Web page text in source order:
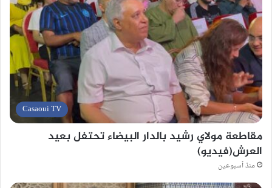
Casaoui TV
مقاطعة مولاي رشيد بالدار البيضاء تحتفل بعيد
العرش(فيديو)
منذ أسبوعين